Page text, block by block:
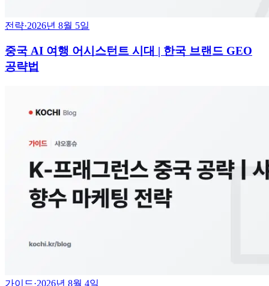
전략·2026년 8월 5일
중국 AI 여행 어시스턴트 시대 | 한국 브랜드 GEO
공략법
가이드·2026년 8월 4일